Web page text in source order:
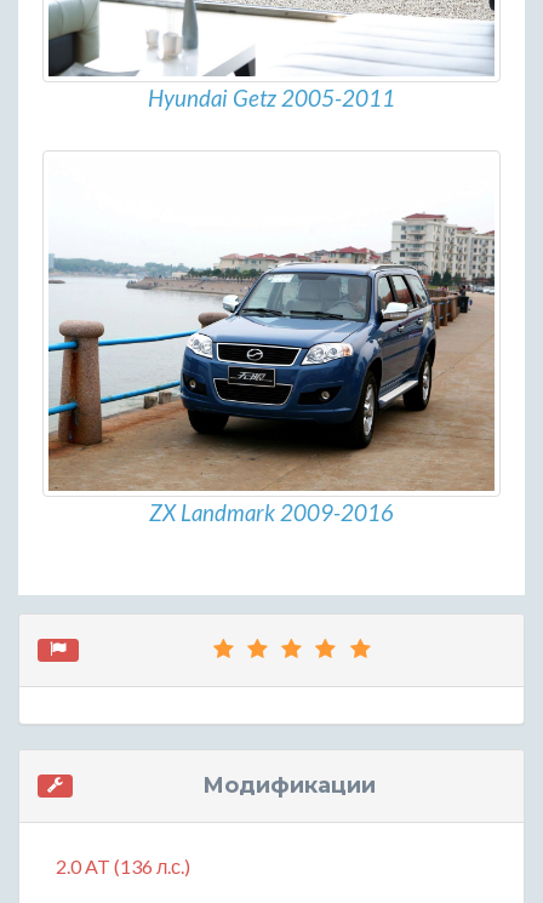
Hyundai Getz 2005-2011
ZX Landmark 2009-2016
Модификации
2.0 AT (136 л.с.)